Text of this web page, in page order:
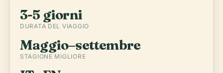
3-5 giorni
DURATA DEL VIAGGIO
Maggio–settembre
STAGIONE MIGLIORE